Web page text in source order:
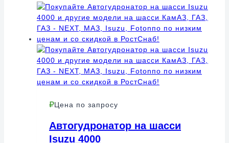
Цена по запросу
Автогудронатор на шасси
Isuzu 4000